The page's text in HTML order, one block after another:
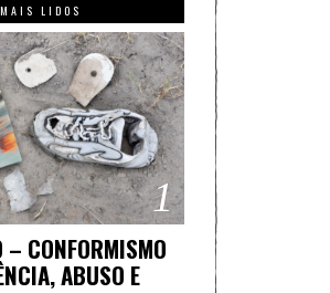
MAIS LIDOS
1
– CONFORMISMO
ABUSO E